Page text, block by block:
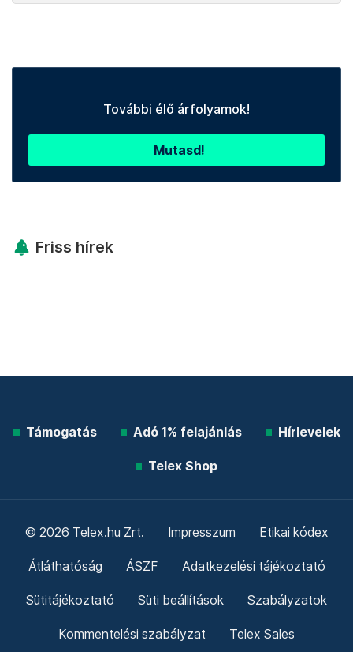
További élő árfolyamok!
Mutasd!
Friss hírek
Támogatás Adó 1% felajánlás Hírlevelek
Telex Shop
© 2026 Telex.hu Zrt. Impresszum Etikai kódex
Átláthatóság ÁSZF Adatkezelési tájékoztató
Sütitájékoztató Süti beállítások Szabályzatok
Kommentelési szabályzat Telex Sales